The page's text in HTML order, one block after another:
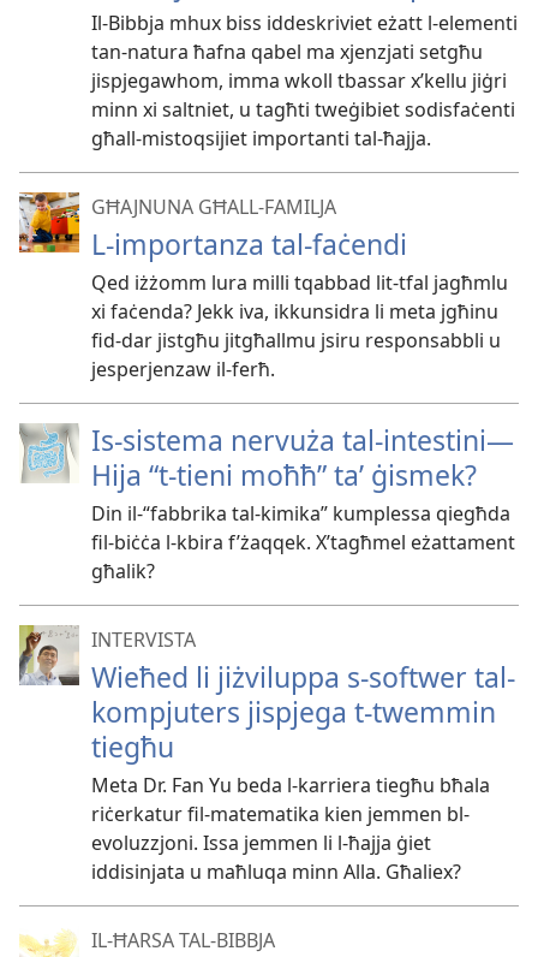
Il-Bibbja mhux biss iddeskriviet eżatt l-elementi
tan-natura ħafna qabel ma xjenzjati setgħu
jispjegawhom, imma wkoll tbassar x’kellu jiġri
minn xi saltniet, u tagħti tweġibiet sodisfaċenti
għall-mistoqsijiet importanti tal-ħajja.
GĦAJNUNA GĦALL-FAMILJA
L-importanza tal-faċendi
Qed iżżomm lura milli tqabbad lit-tfal jagħmlu
xi faċenda? Jekk iva, ikkunsidra li meta jgħinu
fid-dar jistgħu jitgħallmu jsiru responsabbli u
jesperjenzaw il-ferħ.
Is-sistema nervuża tal-intestini—
Hija “t-tieni moħħ” taʼ ġismek?
Din il-“fabbrika tal-kimika” kumplessa qiegħda
fil-biċċa l-kbira f’żaqqek. X’tagħmel eżattament
għalik?
INTERVISTA
Wieħed li jiżviluppa s-softwer tal-
kompjuters jispjega t-twemmin
tiegħu
Meta Dr. Fan Yu beda l-karriera tiegħu bħala
riċerkatur fil-matematika kien jemmen bl-
evoluzzjoni. Issa jemmen li l-ħajja ġiet
iddisinjata u maħluqa minn Alla. Għaliex?
IL-ĦARSA TAL-BIBBJA